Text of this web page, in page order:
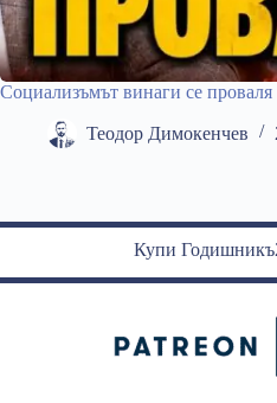
Социализъмът винаги се проваля
Теодор Димокенчев
Купи